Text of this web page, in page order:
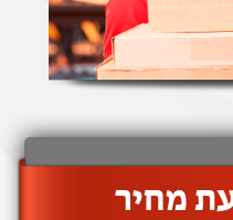
מחיר